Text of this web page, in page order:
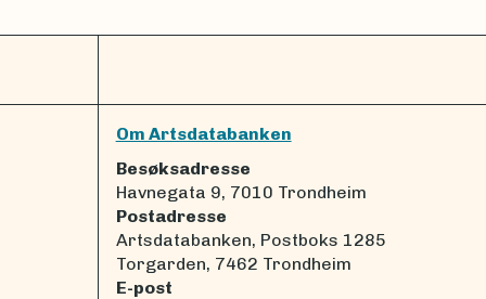
Om Artsdatabanken
Besøksadresse
Havnegata 9, 7010 Trondheim
Postadresse
Artsdatabanken, Postboks 1285
Torgarden, 7462 Trondheim
E-post